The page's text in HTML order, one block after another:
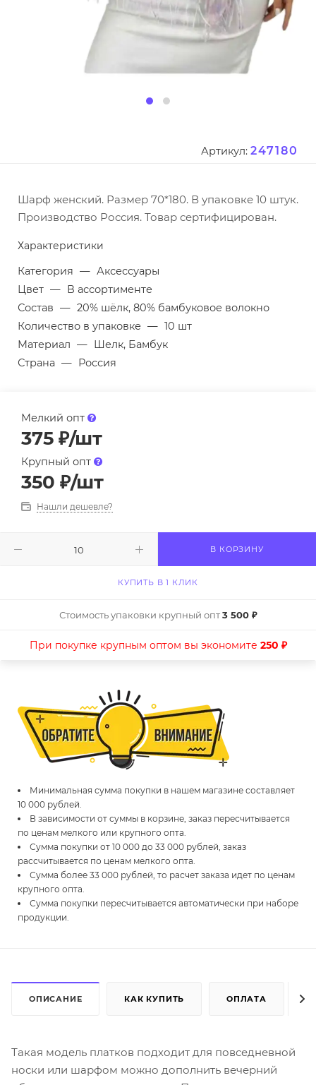
Артикул: 247180
Шарф женский. Размер 70*180. В упаковке 10 штук.
Производство Россия. Товар сертифицирован.
Характеристики
Категория — Аксессуары
Цвет — В ассортименте
Состав — 20% шёлк, 80% бамбуковое волокно
Количество в упаковке — 10 шт
Материал — Шелк, Бамбук
Страна — Россия
Мелкий опт
375 ₽/шт
Крупный опт
350 ₽/шт
Нашли дешевле?
В КОРЗИНУ
КУПИТЬ В 1 КЛИК
Стоимость упаковки крупный опт3 500 ₽
При покупке крупным оптом вы экономите 250 ₽
Минимальная сумма покупки в нашем магазине составляет
10 000 рублей.
В зависимости от суммы в корзине, заказ пересчитывается
по ценам мелкого или крупного опта.
Сумма покупки от 10 000 до 33 000 рублей, заказ
рассчитывается по ценам мелкого опта.
Сумма более 33 000 рублей, то расчет заказа идет по ценам
крупного опта.
Сумма покупки пересчитывается автоматически при наборе
продукции.
ОПИСАНИЕ КАК КУПИТЬ ОПЛАТА
Такая модель платков подходит для повседневной
носки или шарфом можно дополнить вечерний